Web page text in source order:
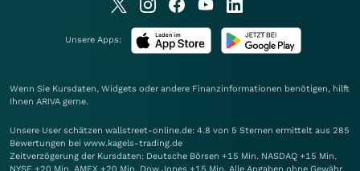
Unsere Apps:
Wenn Sie Kursdaten, Widgets oder andere Finanzinformationen benötigen, hilft
Ihnen ARIVA gerne.
Unsere User schätzen wallstreet-online.de: 4.8 von 5 Sternen ermittelt aus 285
Bewertungen bei www.kagels-trading.de
Zeitverzögerung der Kursdaten: Deutsche Börsen +15 Min. NASDAQ +15 Min.